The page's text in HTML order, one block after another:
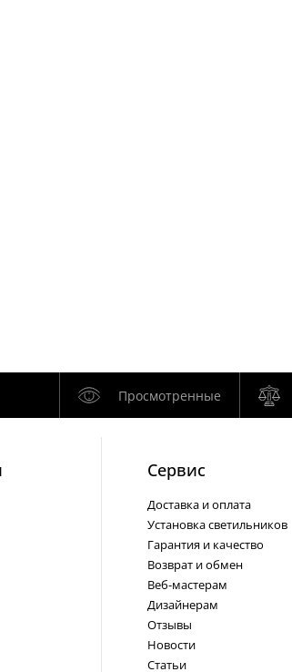
Просмотренные
Cервис
Доставка и оплата
Установка светильников
Гарантия и качество
Возврат и обмен
Веб-мастерам
Дизайнерам
Отзывы
Новости
Статьи